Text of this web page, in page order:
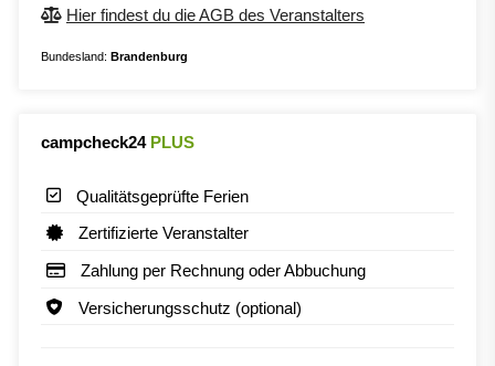
Hier findest du die AGB des Veranstalters
Bundesland: Brandenburg
campcheck24 PLUS
Qualitätsgeprüfte Ferien
Zertifizierte Veranstalter
Zahlung per Rechnung oder Abbuchung
Versicherungsschutz (optional)